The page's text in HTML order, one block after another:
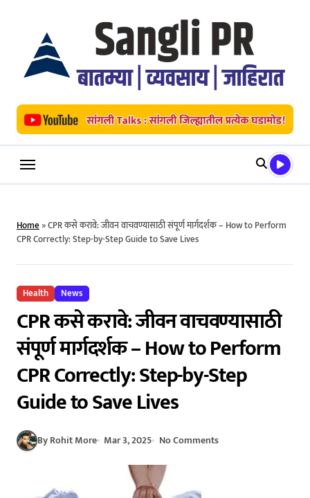
Home»CPR कसे करावे: जीवन वाचवण्यासाठी संपूर्ण मार्गदर्शक – How to Perform
CPR Correctly: Step-by-Step Guide to Save Lives
Health News
CPR कसे करावे: जीवन वाचवण्यासाठी
संपूर्ण मार्गदर्शक – How to Perform
CPR Correctly: Step-by-Step
Guide to Save Lives
By Rohit More Mar 3, 2025 No Comments